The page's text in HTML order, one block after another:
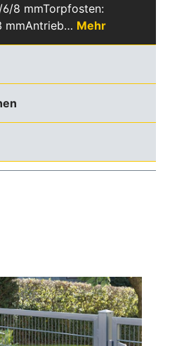
8 mmTorpfosten:
mmAntrieb… Mehr